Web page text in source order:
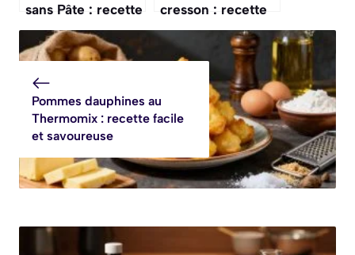
sans Pâte : recette
Rapide et
Délicieuse
cresson : recette
facile et
savoureuse
Pommes dauphines au
Thermomix : recette facile
et savoureuse